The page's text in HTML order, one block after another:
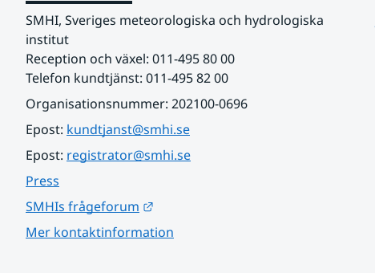
SMHI, Sveriges meteorologiska och hydrologiska
institut
Reception och växel: 011-495 80 00
Telefon kundtjänst: 011-495 82 00
Organisationsnummer: 202100-0696
Epost: kundtjanst@smhi.se
Epost: registrator@smhi.se
Press
SMHIs frågeforum
Mer kontaktinformation